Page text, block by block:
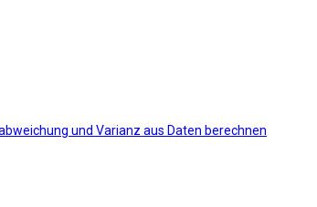
und Varianz aus Daten berechnen